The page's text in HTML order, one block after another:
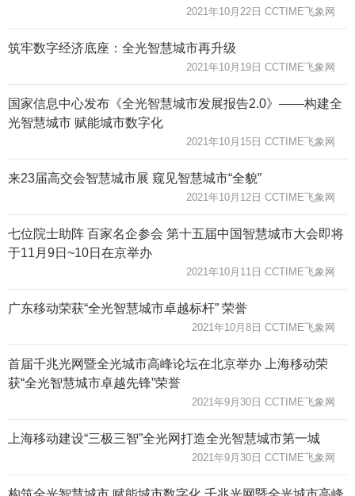
2021年10月22日 CCTIME飞象网
筑牢数字经济底座：全光智慧城市再升级
2021年10月19日 CCTIME飞象网
国家信息中心发布《全光智慧城市发展报告2.0》——构建全
光智慧城市 赋能城市数字化
2021年10月15日 CCTIME飞象网
来23届高交会智慧城市展 窥见智慧城市“全貌”
2021年10月12日 CCTIME飞象网
七位院士助阵 百家名企参会 第十五届中国智慧城市大会即将
于11月9日~10日在京举办
2021年10月11日 CCTIME飞象网
广东移动荣获“全光智慧城市卓越标杆” 荣誉
2021年10月8日 CCTIME飞象网
首届千兆光网暨全光城市高峰论坛在北京举办 上海移动荣
获“全光智慧城市卓越先锋”荣誉
2021年9月30日 CCTIME飞象网
上海移动建设“三极三智”全光网打造全光智慧城市第一城
2021年9月30日 CCTIME飞象网